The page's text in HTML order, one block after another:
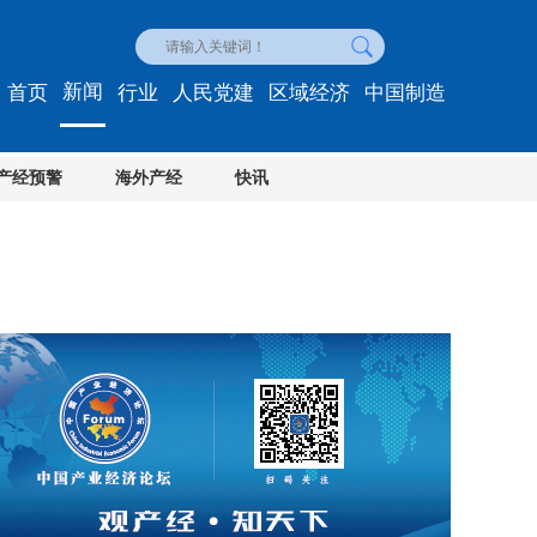
首页 新闻
经预警 海外产经 快讯
行业 人民党建 区域经济 中国制造